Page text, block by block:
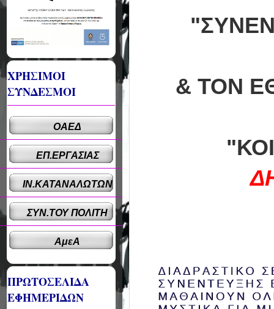
& ΤΟΝ
ΧΡΗΣΙΜΟΙ
ΣΥΝΔΕΣΜΟΙ
ΟΑΕΔ
ΕΠ.ΕΡΓΑΣΙΑΣ
ΙΝ.ΚΑΤΑΝΑΛΩΤΩΝ
ΣΥΝ.ΤΟΥ ΠΟΛΙΤΗ
ΑμεΑ
ΠΡΩΤΟΣΕΛΙΔΑ
ΕΦΗΜΕΡΙΔΩΝ